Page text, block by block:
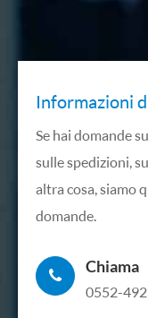
Informazioni
Se hai domande
sulle spedizioni,
altra cosa, siamo
domande.
Chiama
0552-